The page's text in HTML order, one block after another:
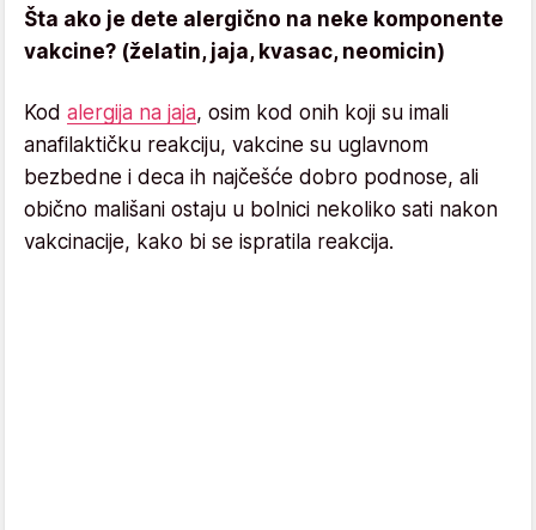
Šta ako je dete alergično na neke komponente
vakcine? (želatin, jaja, kvasac, neomicin)
Kod alergija na jaja, osim kod onih koji su imali
anafilaktičku reakciju, vakcine su uglavnom
bezbedne i deca ih najčešće dobro podnose, ali
obično mališani ostaju u bolnici nekoliko sati nakon
vakcinacije, kako bi se ispratila reakcija.